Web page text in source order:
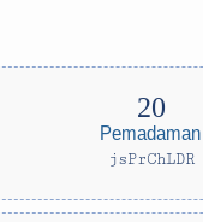
Pemadaman
jsPrChLDR